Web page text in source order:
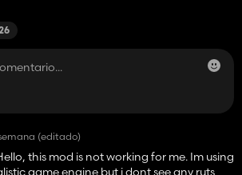
(editado)
this mod is not working for me. Im using
game engine but i dont see any ruts